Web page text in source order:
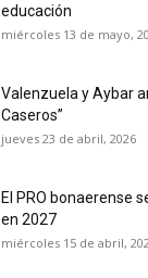
educación
miércoles 13 de mayo,
Valenzuela y Aybar
Caseros”
jueves 23 de abril, 2026
El PRO bonaerense
en 2027
miércoles 15 de abril,